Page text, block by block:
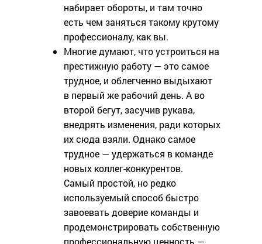
набирает обороты, и там точно
есть чем заняться такому крутому
профессионалу, как вы.
Многие думают, что устроиться на
престижную работу — это самое
трудное, и облегченно выдыхают
в первый же рабочий день. А во
второй бегут, засучив рукава,
внедрять изменения, ради которых
их сюда взяли. Однако самое
трудное — удержаться в команде
новых коллег-конкурентов.
Самый простой, но редко
используемый способ быстро
завоевать доверие команды и
продемонстрировать собственную